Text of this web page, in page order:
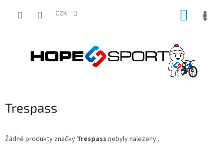
CZK
Trespass
Žádné produkty značky Trespass nebyly nalezeny...